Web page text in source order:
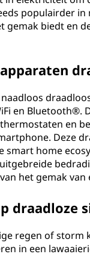
populairder
gemak biedt en
en Bluetooth®.
en
Deze
smart home
het gemak
draadloze
regen of
in een